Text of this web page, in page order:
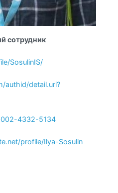
сотрудник
SosulinIS/
authid/detail.uri?
4332-5134
profile/Ilya-Sosulin